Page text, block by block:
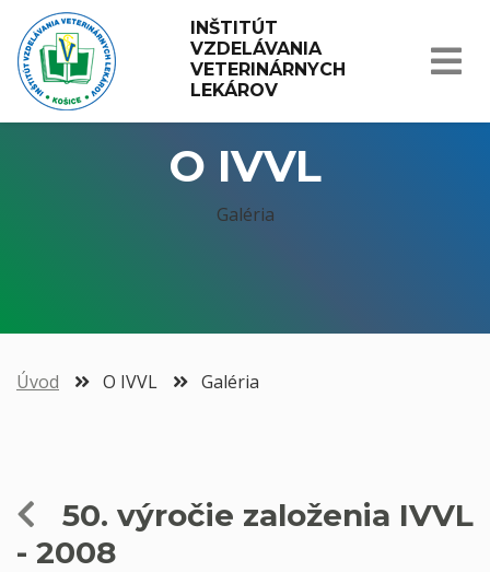
INŠTITÚT
VZDELÁVANIA
VETERINÁRNYCH
LEKÁROV
O IVVL
Galéria
Úvod O IVVL Galéria
50. výročie založenia IVVL
- 2008